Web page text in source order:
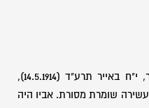
בן גולדה ודוד. נולד בל"ג בעומר, י"ח באייר תרע"ד (14.5.1914),
שומרת מסורת. אביו היה